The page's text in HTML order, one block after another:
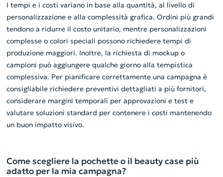
I tempi e i costi variano in base alla quantità, al livello di
personalizzazione e alla complessità grafica. Ordini più grandi
tendono a ridurre il costo unitario, mentre personalizzazioni
complesse o colori speciali possono richiedere tempi di
produzione maggiori. Inoltre, la richiesta di mockup o
campioni può aggiungere qualche giorno alla tempistica
complessiva. Per pianificare correttamente una campagna è
consigliabile richiedere preventivi dettagliati a più fornitori,
considerare margini temporali per approvazioni e test e
valutare soluzioni standard per contenere i costi mantenendo
un buon impatto visivo.
Come scegliere la pochette o il beauty case più
adatto per la mia campagna?